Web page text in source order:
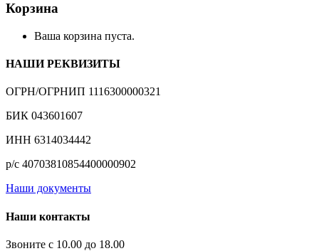
Корзина
Ваша корзина пуста.
НАШИ РЕКВИЗИТЫ
ОГРН/ОГРНИП 1116300000321
БИК 043601607
ИНН 6314034442
р/с 40703810854400000902
Наши документы
Наши контакты
Звоните с 10.00 до 18.00